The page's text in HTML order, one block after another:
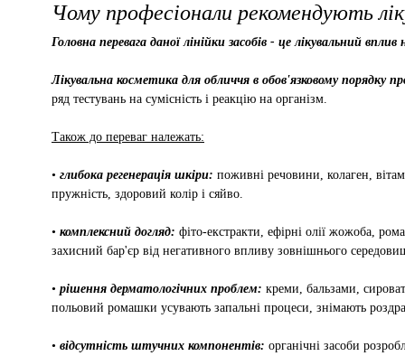
Чому професіонали рекомендують
Головна перевага даної лінійки засобів - це лікувальний вплив
Лікувальна косметика для обличчя в обов'язковому порядку
ряд тестувань на сумісність і реакцію на організм.
Також до переваг належать:
• глибока регенерація шкіри: поживні речовини, колаген,
пружність, здоровий колір і сяйво.
• комплексний догляд: фіто-екстракти, ефірні олії жожоба,
захисний бар'єр від негативного впливу зовнішнього
• рішення дерматологічних проблем: креми, бальзами,
польовий ромашки усувають запальні процеси, знімають
• відсутність штучних компонентів: органічні засоби